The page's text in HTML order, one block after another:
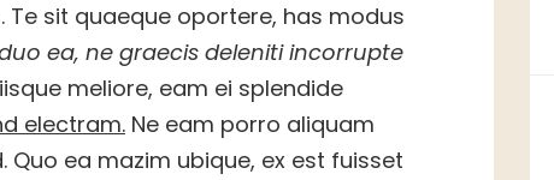
sit quaeque oportere, has modus
ea, ne graecis deleniti incorrupte
meliore, eam ei splendide
electram. Ne eam porro aliquam
ea mazim ubique, ex est fuisset